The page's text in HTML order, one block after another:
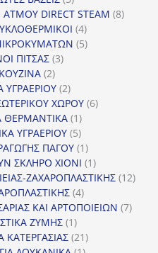
προϊόντα
DIRECT STEAM 88
44
προϊόντα
55
ΠΙΤΣΑΣ 33
22
προϊόντα
ΥΓΡΑΕΡΙΟΥ 22
προϊόντα
ΧΩΡΟΥ 66
ΘΕΡΜΑΝΤΙΚΑ 11
προϊόν
ΥΓΡΑΕΡΙΟΥ 55
προϊόντα
ΠΑΓΟΥ 11
προϊόν
ΣΚΛΗΡΟ ΧΙΟΝΙ 11
προϊόν
ΖΑΧΑΡΟΠΛΑΣΤΙΚΗΣ 1212
44
προϊόντα
ΚΑΙ ΑΡΤΟΠΟΙΕΙΩΝ 77
ΖΥΜΗΣ 11
προϊόν
2121